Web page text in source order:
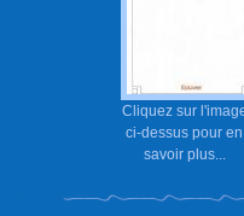
Cliquez sur
ci-dessus pour en
savoir plus...